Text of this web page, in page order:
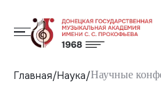
Главная Наука Научные